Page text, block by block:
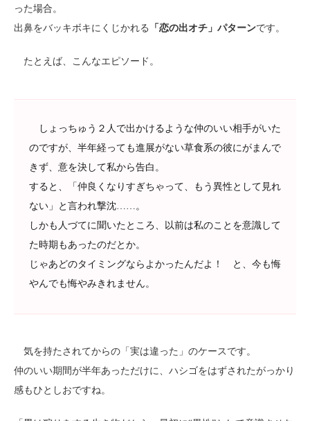
った場合。
出鼻をバッキボキにくじかれる
「恋の出オチ」パターンです。
たとえば、こんなエピソード。
しょっちゅう２人で出かけるような仲のいい相手がいた
のですが、半年経っても進展がない草食系の彼にがまんで
きず、意を決して私から告白。
すると、「仲良くなりすぎちゃって、もう異性として見れ
ない」と言われ撃沈……。
しかも人づてに聞いたところ、以前は私のことを意識して
た時期もあったのだとか。
じゃあどのタイミングならよかったんだよ！ と、今も悔
やんでも悔やみきれません。
気を持たされてからの「実は違った」のケースです。
仲のいい期間が半年あっただけに、ハシゴをはずされたがっかり
感もひとしおですね。